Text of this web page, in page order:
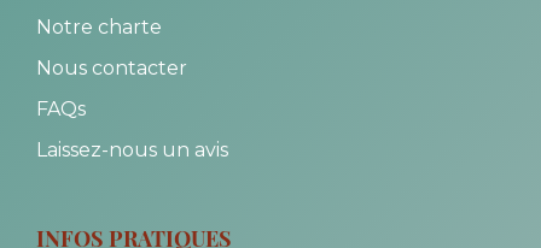
Notre charte
Nous contacter
FAQs
Laissez-nous un avis
INFOS PRATIQUES